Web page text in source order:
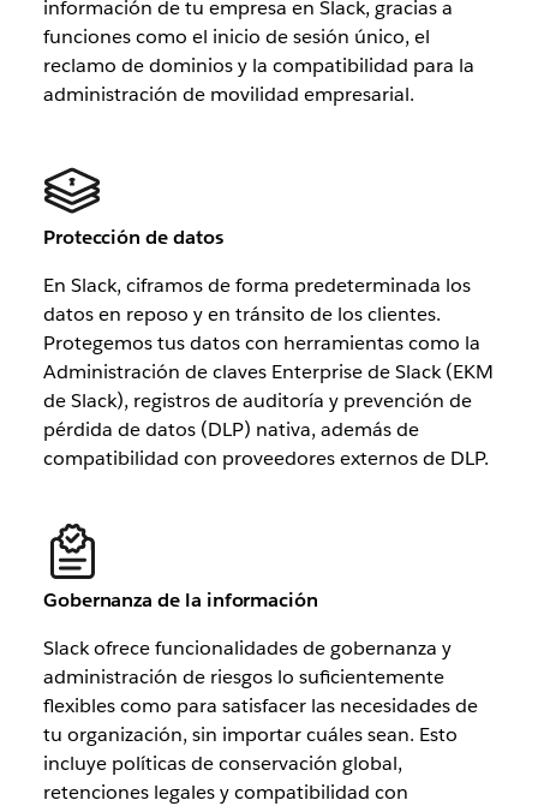
información de tu empresa en Slack, gracias a
funciones como el inicio de sesión único, el
reclamo de dominios y la compatibilidad para la
administración de movilidad empresarial.
Protección de datos
En Slack, ciframos de forma predeterminada los
datos en reposo y en tránsito de los clientes.
Protegemos tus datos con herramientas como la
Administración de claves Enterprise de Slack (EKM
de Slack), registros de auditoría y prevención de
pérdida de datos (DLP) nativa, además de
compatibilidad con proveedores externos de DLP.
Gobernanza de la información
Slack ofrece funcionalidades de gobernanza y
administración de riesgos lo suficientemente
flexibles como para satisfacer las necesidades de
tu organización, sin importar cuáles sean. Esto
incluye políticas de conservación global,
retenciones legales y compatibilidad con